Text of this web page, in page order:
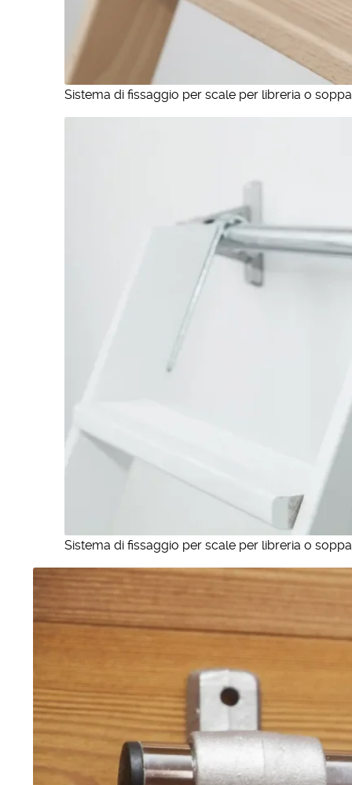
Sistema di fissaggio per scale per libreria o
Sistema di fissaggio per scale per libreria o